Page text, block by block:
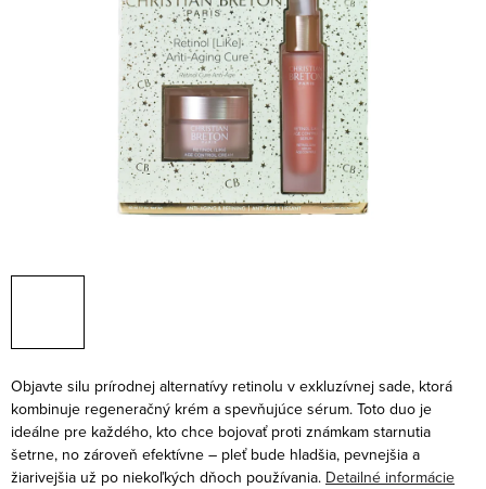
Objavte silu prírodnej alternatívy retinolu v exkluzívnej sade, ktorá
kombinuje regeneračný krém a spevňujúce sérum. Toto duo je
ideálne pre každého, kto chce bojovať proti známkam starnutia
šetrne, no zároveň efektívne – pleť bude hladšia, pevnejšia a
žiarivejšia už po niekoľkých dňoch používania. Detailné informácie